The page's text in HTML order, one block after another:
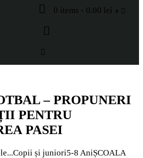
0 items - 0.00 lei 0
– PROPUNERI
PENTRU
PASEI
...Copii și juniori5-8 AniȘCOALA